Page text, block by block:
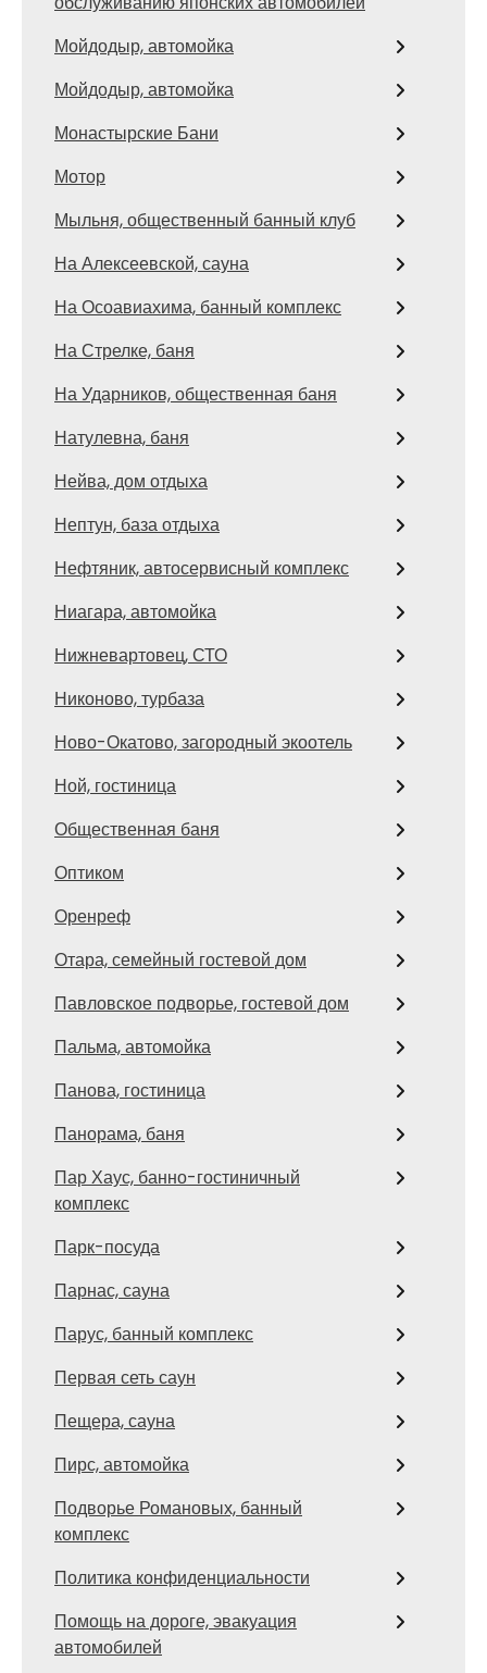
Мойдодыр, автомойка
Мойдодыр, автомойка
Монастырские Бани
Мотор
Мыльня, общественный банный клуб
На Алексеевской, сауна
На Осоавиахима, банный комплекс
На Стрелке, баня
На Ударников, общественная баня
Натулевна, баня
Нейва, дом отдыха
Нептун, база отдыха
Нефтяник, автосервисный комплекс
Ниагара, автомойка
Нижневартовец, СТО
Никоново, турбаза
Ново-Окатово, загородный экоотель
Ной, гостиница
Общественная баня
Оптиком
Оренреф
Отара, семейный гостевой дом
Павловское подворье, гостевой дом
Пальма, автомойка
Панова, гостиница
Панорама, баня
Пар Хаус, банно-гостиничный
комплекс
Парк-посуда
Парнас, сауна
Парус, банный комплекс
Первая сеть саун
Пещера, сауна
Пирс, автомойка
Подворье Романовых, банный
комплекс
Политика конфиденциальности
Помощь на дороге, эвакуация
автомобилей